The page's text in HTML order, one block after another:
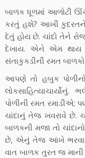
બાળક ધૂળમાં આળોટી
કરતું હશે? આખી
દેતું હોય છે. ચાંદો તેને
દેખાય. એને એમ થાય
સંતાકુકડીની રમત
આપણે તો હબુક
પોળીની રમત
ચાંદાનું તેજ ખવરાવે છે.
બાળકની મજા તો
છે, એનું તેજ આંખે
વાત બાળક તુરત જ